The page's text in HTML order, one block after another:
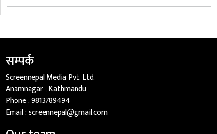
सम्पर्क
Screennepal Media Pvt. Ltd.
Anamnagar , Kathmandu
Phone :9813789494
Email :screennepal@gmail.com